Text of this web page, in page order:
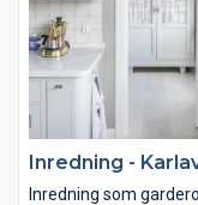
Inredning -
Inredning som